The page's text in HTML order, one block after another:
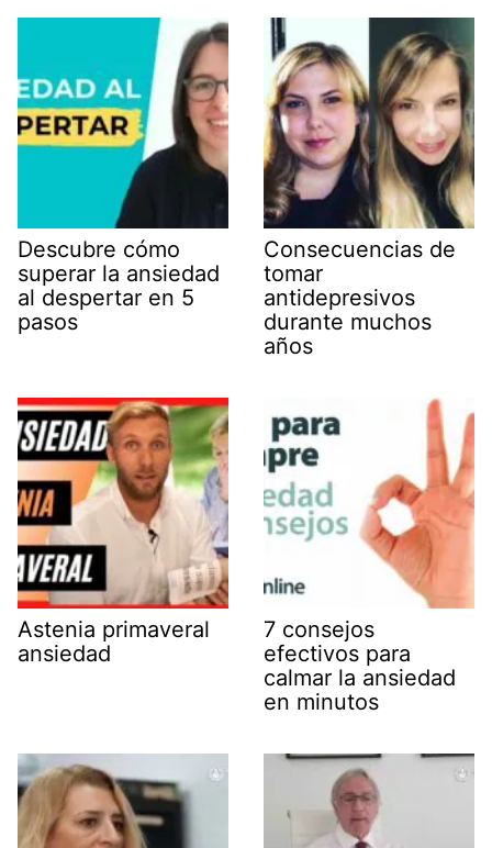
Descubre cómo
superar la ansiedad
al despertar en 5
pasos
Consecuencias de
tomar
antidepresivos
durante muchos
años
Astenia primaveral
ansiedad
7 consejos
efectivos para
calmar la ansiedad
en minutos